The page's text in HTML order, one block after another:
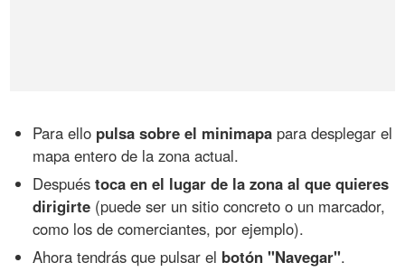
Para ello pulsa sobre el minimapa para desplegar el
mapa entero de la zona actual.
Despuéstoca en el lugar de la zona al que quieres
dirigirte (puede ser un sitio concreto o un marcador,
como los de comerciantes, por ejemplo).
Ahora tendrás que pulsar el botón "Navegar".